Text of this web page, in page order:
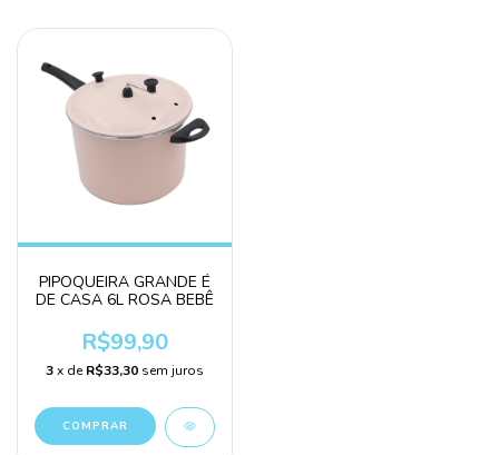
PIPOQUEIRA GRANDE É
DE CASA 6L ROSA BEBÊ
R$99,90
3x deR$33,30 sem juros